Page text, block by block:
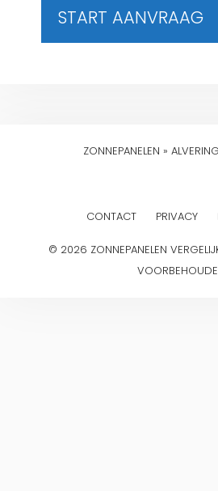
START AANVRAAG
ZONNEPANELEN »
CONTACT PRIVACY
© 2026 ZONNEPANELEN